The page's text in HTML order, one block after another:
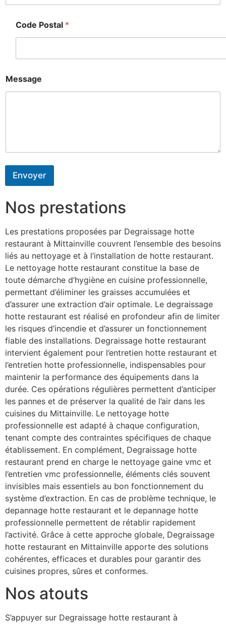
Code Postal *
Message
Envoyer
Nos prestations
Les prestations proposées par Degraissage hotte
restaurant à Mittainville couvrent l’ensemble des besoins
liés au nettoyage et à l’installation de hotte restaurant.
Le nettoyage hotte restaurant constitue la base de
toute démarche d’hygiène en cuisine professionnelle,
permettant d’éliminer les graisses accumulées et
d’assurer une extraction d’air optimale. Le degraissage
hotte restaurant est réalisé en profondeur afin de limiter
les risques d’incendie et d’assurer un fonctionnement
fiable des installations. Degraissage hotte restaurant
intervient également pour l’entretien hotte restaurant et
l’entretien hotte professionnelle, indispensables pour
maintenir la performance des équipements dans la
durée. Ces opérations régulières permettent d’anticiper
les pannes et de préserver la qualité de l’air dans les
cuisines du Mittainville. Le nettoyage hotte
professionnelle est adapté à chaque configuration,
tenant compte des contraintes spécifiques de chaque
établissement. En complément, Degraissage hotte
restaurant prend en charge le nettoyage gaine vmc et
l’entretien vmc professionnelle, éléments clés souvent
invisibles mais essentiels au bon fonctionnement du
système d’extraction. En cas de problème technique, le
depannage hotte restaurant et le depannage hotte
professionnelle permettent de rétablir rapidement
l’activité. Grâce à cette approche globale, Degraissage
hotte restaurant en Mittainville apporte des solutions
cohérentes, efficaces et durables pour garantir des
cuisines propres, sûres et conformes.
Nos atouts
S’appuyer sur Degraissage hotte restaurant à